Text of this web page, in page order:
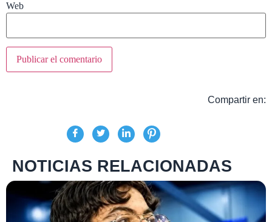
Web
Compartir en:
NOTICIAS RELACIONADAS